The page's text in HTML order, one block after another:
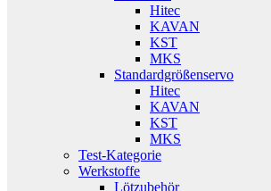
Hitec
KAVAN
KST
MKS
Standardgrößenservo
Hitec
KAVAN
KST
MKS
Test-Kategorie
Werkstoffe
Lötzubehör